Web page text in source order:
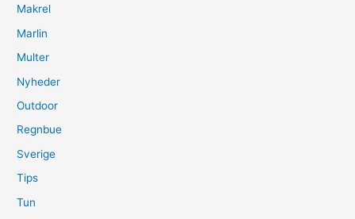
Makrel
Marlin
Multer
Nyheder
Outdoor
Regnbue
Sverige
Tips
Tun